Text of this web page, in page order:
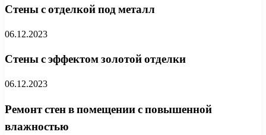
Стены с отделкой под металл
06.12.2023
Стены с эффектом золотой отделки
06.12.2023
Ремонт стен в помещении с повышенной
влажностью